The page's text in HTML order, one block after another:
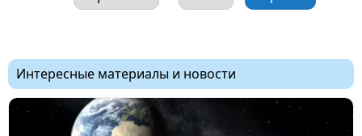
Интересные материалы и новости